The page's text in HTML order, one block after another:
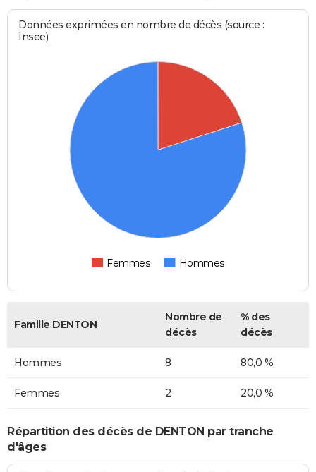
Données exprimées en nombre de décès (source :
Insee)
Femmes Hommes
Famille DENTON
Nombre de
décès
% des
décès
Hommes 8 80,0 %
Femmes 2 20,0 %
Répartition des décès de DENTON par tranche
d'âges